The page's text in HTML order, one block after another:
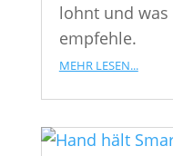
lohnt und
empfehle.
mehr lesen...